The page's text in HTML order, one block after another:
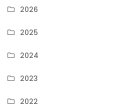
2026
2025
2024
2023
2022